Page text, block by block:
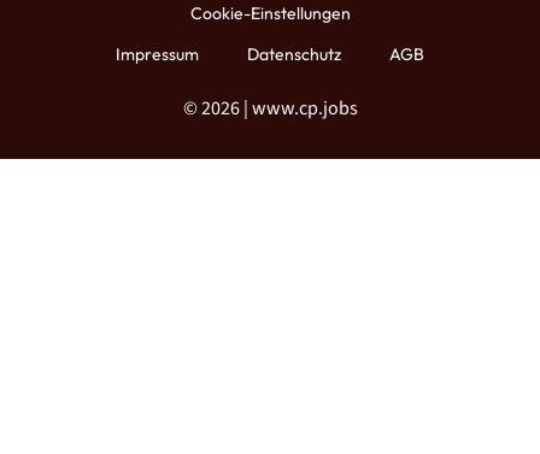
Cookie-Einstellungen
Impressum
Datenschutz AGB
© 2026 | www.cp.jobs